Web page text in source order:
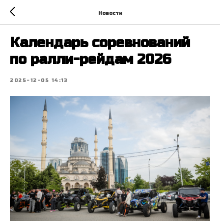
Новости
Календарь соревнований
по ралли-рейдам 2026
2025-12-05 14:13